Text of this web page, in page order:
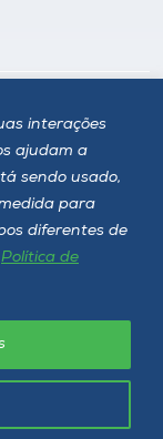
interações
ajudam a
sendo usado,
para
diferentes de
Política de